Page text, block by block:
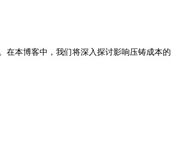
在本博客中，我们将深入探讨影响压铸成本的